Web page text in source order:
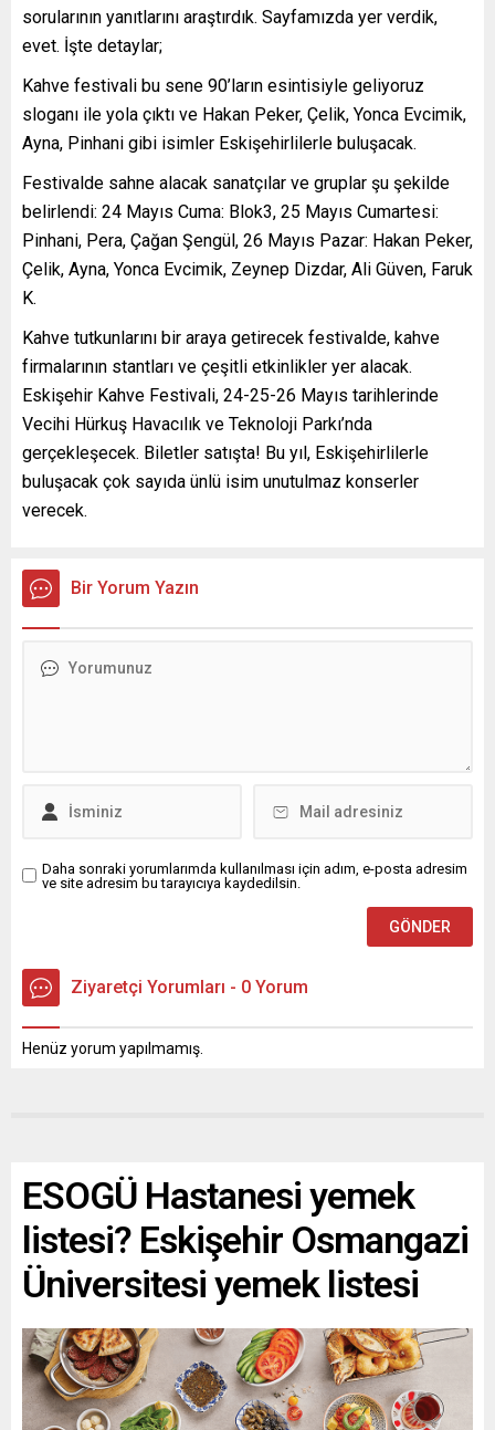
sorularının yanıtlarını araştırdık. Sayfamızda yer verdik,
evet. İşte detaylar;
Kahve festivali bu sene 90’ların esintisiyle geliyoruz
sloganı ile yola çıktı ve Hakan Peker, Çelik, Yonca Evcimik,
Ayna, Pinhani gibi isimler Eskişehirlilerle buluşacak.
Festivalde sahne alacak sanatçılar ve gruplar şu şekilde
belirlendi: 24 Mayıs Cuma: Blok3, 25 Mayıs Cumartesi:
Pinhani, Pera, Çağan Şengül, 26 Mayıs Pazar: Hakan Peker,
Çelik, Ayna, Yonca Evcimik, Zeynep Dizdar, Ali Güven, Faruk
K.
Kahve tutkunlarını bir araya getirecek festivalde, kahve
firmalarının stantları ve çeşitli etkinlikler yer alacak.
Eskişehir Kahve Festivali, 24-25-26 Mayıs tarihlerinde
Vecihi Hürkuş Havacılık ve Teknoloji Parkı’nda
gerçekleşecek. Biletler satışta! Bu yıl, Eskişehirlilerle
buluşacak çok sayıda ünlü isim unutulmaz konserler
verecek.
Bir Yorum Yazın
Daha sonraki yorumlarımda kullanılması için adım, e-posta adresim
ve site adresim bu tarayıcıya kaydedilsin.
Ziyaretçi Yorumları - 0 Yorum
Henüz yorum yapılmamış.
ESOGÜ Hastanesi yemek
listesi? Eskişehir Osmangazi
Üniversitesi yemek listesi